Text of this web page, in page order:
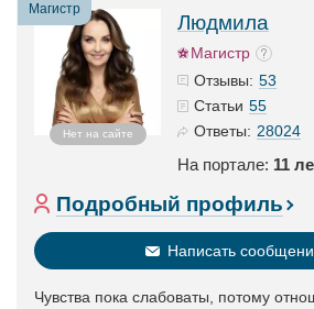
Магистр
Нет на сайте
Людмила
Магистр
Отзывы: 53
Статьи 55
Ответы: 28024
На портале: 11
Подробный профиль
Написать
Чувства пока слабоваты, потому